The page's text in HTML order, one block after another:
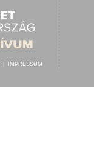
IMPRESSUM